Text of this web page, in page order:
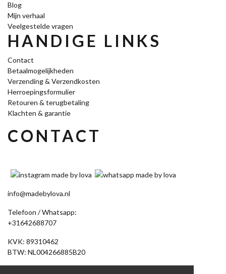
Blog
Mijn verhaal
Veelgestelde vragen
HANDIGE LINKS
Contact
Betaalmogelijkheden
Verzending & Verzendkosten
Herroepingsformulier
Retouren & terugbetaling
Klachten & garantie
CONTACT
info@madebylova.nl
Telefoon / Whatsapp:
+31642688707
KVK: 89310462
BTW: NL004266885B20